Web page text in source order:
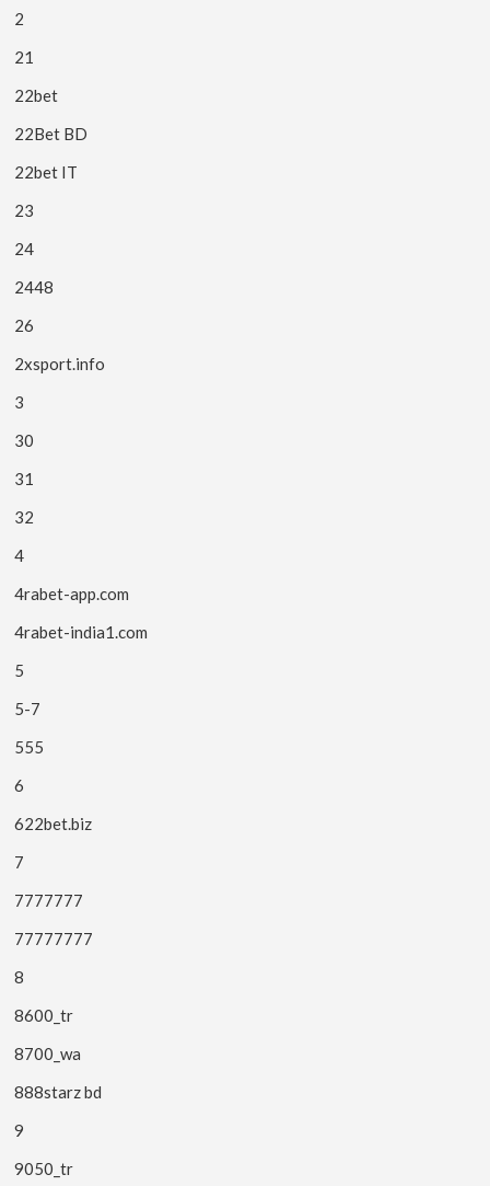
2
21
22bet
22Bet BD
22bet IT
23
24
2448
26
2xsport.info
3
30
31
32
4
4rabet-app.com
4rabet-india1.com
5
5-7
555
6
622bet.biz
7
7777777
77777777
8
8600_tr
8700_wa
888starz bd
9
9050_tr